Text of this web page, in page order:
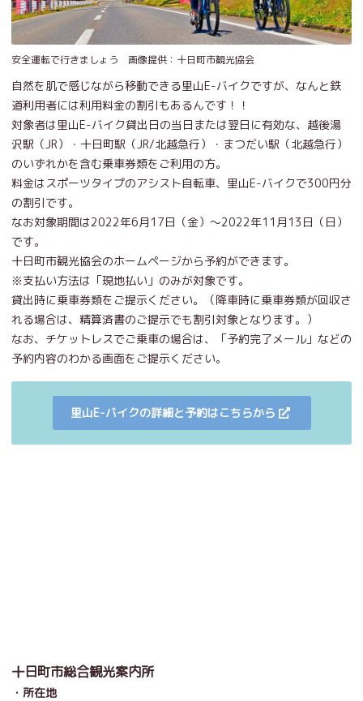
安全運転で行きましょう 画像提供：十日町市観光協会
自然を肌で感じながら移動できる里山E-バイクですが、なんと鉄
道利用者には利用料金の割引もあるんです！！
対象者は里山E-バイク貸出日の当日または翌日に有効な、越後湯
沢駅（JR）・十日町駅（JR/北越急行）・まつだい駅（北越急行）
のいずれかを含む乗車券類をご利用の方。
料金はスポーツタイプのアシスト自転車、里山E-バイクで300円分
の割引です。
なお対象期間は2022年6月17日（金）～2022年11月13日（日）
です。
十日町市観光協会のホームページから予約ができます。
※支払い方法は「現地払い」のみが対象です。
貸出時に乗車券類をご提示ください。（降車時に乗車券類が回収さ
れる場合は、精算済書のご提示でも割引対象となります。）
なお、チケットレスでご乗車の場合は、「予約完了メール」などの
予約内容のわかる画面をご提示ください。
里山E-バイクの詳細と予約はこちらから
十日町市総合観光案内所
・所在地